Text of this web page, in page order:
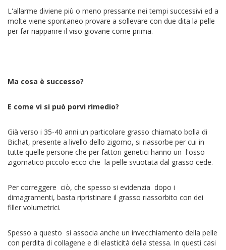
L'allarme diviene più o meno pressante nei tempi successivi ed a
molte viene spontaneo provare a sollevare con due dita la pelle
per far riapparire il viso giovane come prima.
Ma cosa è successo?
E come vi si può porvi rimedio?
Già verso i 35-40 anni un particolare grasso chiamato bolla di
Bichat, presente a livello dello zigomo, si riassorbe per cui in
tutte quelle persone che per fattori genetici hanno un l'osso
zigomatico piccolo ecco che la pelle svuotata dal grasso cede.
Per correggere ciò, che spesso si evidenzia dopo i
dimagramenti, basta ripristinare il grasso riassorbito con dei
filler volumetrici.
Spesso a questo si associa anche un invecchiamento della pelle
con perdita di collagene e di elasticità della stessa. In questi casi